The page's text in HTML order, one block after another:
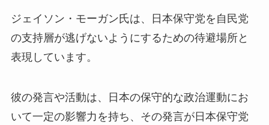
ジェイソン・モーガン氏は、日本保守党を自民党
の支持層が逃げないようにするための待避場所と
表現しています。
彼の発言や活動は、日本の保守的な政治運動にお
いて一定の影響力を持ち、その発言が日本保守党